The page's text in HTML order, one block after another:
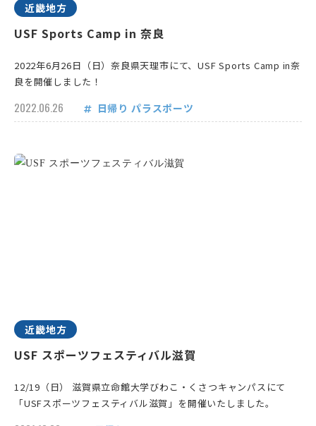
近畿地方
USF Sports Camp in 奈良
2022年6月26日（日）奈良県天理市にて、USF Sports Camp in奈
良を開催しました！
2022.06.26 日帰り パラスポーツ
近畿地方
USF スポーツフェスティバル滋賀
12/19（日） 滋賀県立命館大学びわこ・くさつキャンパスにて
「USFスポーツフェスティバル滋賀」を開催いたしました。